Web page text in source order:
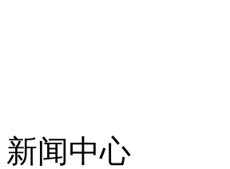
新闻中心